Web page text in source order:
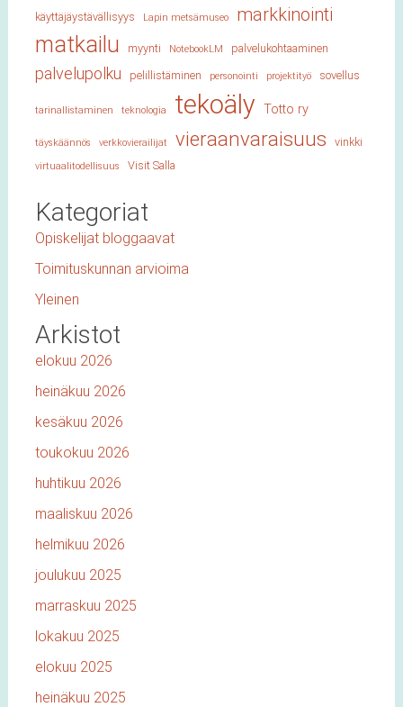
käyttäjäystävällisyys
Lapin metsämuseo markkinointi
matkailu myynti NotebookLM palvelukohtaaminen
palvelupolku pelillistäminen personointi projektityö sovellus
tarinallistaminen teknologia tekoäly Totto ry
täyskäännös verkkovierailijat vieraanvaraisuus vinkki
virtuaalitodellisuus Visit Salla
Kategoriat
Opiskelijat bloggaavat
Toimituskunnan arvioima
Yleinen
Arkistot
elokuu 2026
heinäkuu 2026
kesäkuu 2026
toukokuu 2026
huhtikuu 2026
maaliskuu 2026
helmikuu 2026
joulukuu 2025
marraskuu 2025
lokakuu 2025
elokuu 2025
heinäkuu 2025